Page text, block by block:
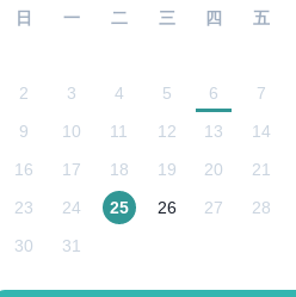
日 一 二 三 四 五
2
3 4 5 6 7
9
10 11 12 13 14
16
17 18 19 20 21
23
24 25 26 27 28
30
31